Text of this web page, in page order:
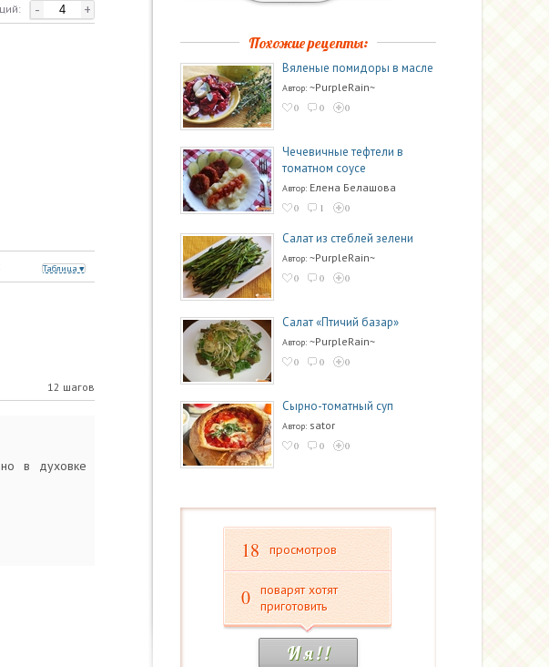
- +
Таблица
12 шагов
в духовке
Похожие рецепты:
Вяленые помидоры в масле
Автор: ~PurpleRain~
0 0 0
Чечевичные тефтели в
томатном соусе
Автор: Елена Белашова
0 1 0
Салат из стеблей зелени
Автор: ~PurpleRain~
0 0 0
Салат «Птичий базар»
Автор: ~PurpleRain~
0 0 0
Сырно-томатный суп
Автор: sator
0 0 0
18 просмотров
0
поварят хотят
приготовить
И я ! !